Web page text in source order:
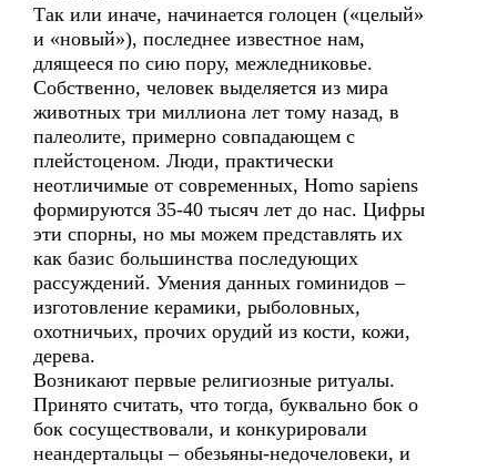
Так или иначе, начинается голоцен («целый»
и «новый»), последнее известное нам,
длящееся по сию пору, межледниковье.
Собственно, человек выделяется из мира
животных три миллиона лет тому назад, в
палеолите, примерно совпадающем с
плейстоценом. Люди, практически
неотличимые от современных, Homo sapiens
формируются 35-40 тысяч лет до нас. Цифры
эти спорны, но мы можем представлять их
как базис большинства последующих
рассуждений. Умения данных гоминидов –
изготовление керамики, рыболовных,
охотничьих, прочих орудий из кости, кожи,
дерева.
Возникают первые религиозные ритуалы.
Принято считать, что тогда, буквально бок о
бок сосуществовали, и конкурировали
неандертальцы – обезьяны-недочеловеки, и